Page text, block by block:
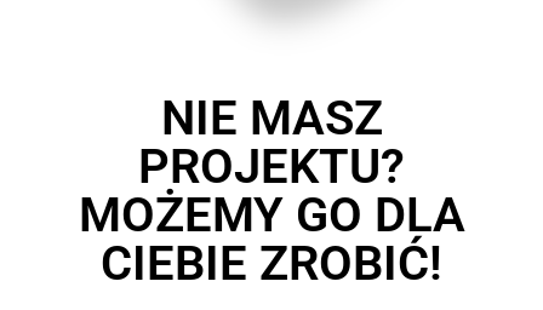
NIE MASZ
PROJEKTU?
MOŻEMY GO DLA
CIEBIE ZROBIĆ!